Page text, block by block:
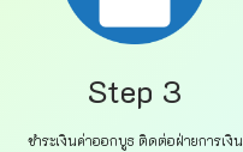
Step 3
ชำระเงินค่าออกบูธ ติดต่อฝ่ายการเงิน